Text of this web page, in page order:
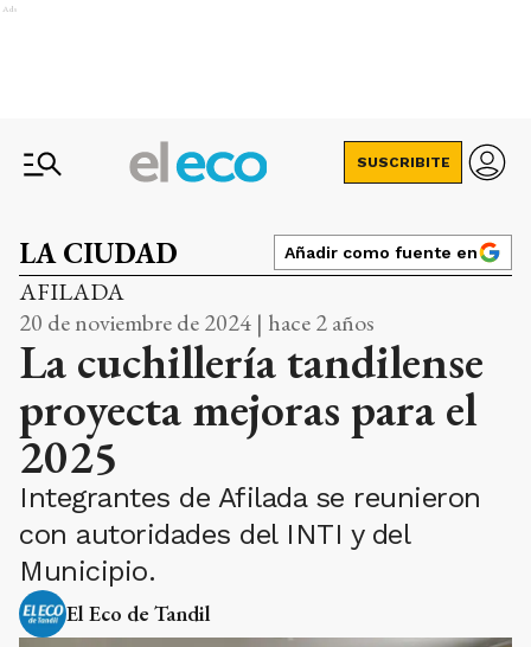
Ads
SUSCRIBITE
LA CIUDAD Añadir como fuente en
AFILADA
20 de noviembre de 2024 | hace 2 años
La cuchillería tandilense
proyecta mejoras para el
2025
Integrantes de Afilada se reunieron
con autoridades del INTI y del
Municipio.
El Eco de Tandil